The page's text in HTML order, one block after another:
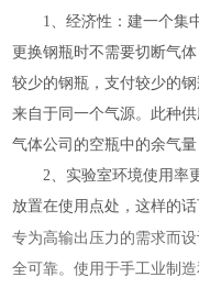
1、经济性：建一个集中
更换钢瓶时不需要切断气
较少的钢瓶，支付较少的
来自于同一个气源。此种
气体公司的空瓶中的余气
2、实验室环境使用率更
放置在使用点处，这样的
专为高输出压力的需求而
全可靠。使用于手工业制造